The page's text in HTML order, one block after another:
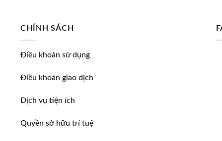
CHÍNH SÁCH
Điều khoản sử dụng
Điều khoản giao dịch
Dịch vụ tiện ích
Quyền sở hữu trí tuệ